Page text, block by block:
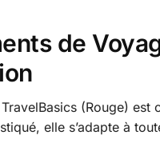
de
(Rouge)
elle s’adapte à